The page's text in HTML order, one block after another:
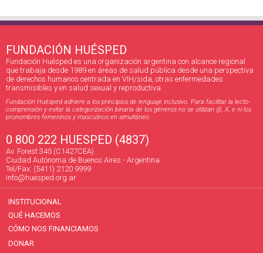
FUNDACIÓN HUÉSPED
Fundación Huésped es una organización argentina con alcance regional
que trabaja desde 1989 en áreas de salud pública desde una perspectiva
de derechos humanos centrada en VIH/sida, otras enfermedades
transmisibles y en salud sexual y reproductiva.
Fundación Huésped adhiere a los principios de lenguaje inclusivo. Para facilitar la lecto-
comprensión y evitar la categorización binaria de los géneros no se utilizan @, X, e ni los
pronombres femeninos y masculinos en simultáneo.
0 800 222 HUESPED (4837)
Av. Forest 345 (C1427CEA)
Ciudad Autónoma de Buenos Aires - Argentina
Tel/Fax: (5411) 2120 9999
info@huesped.org.ar
INSTITUCIONAL
QUÉ HACEMOS
CÓMO NOS FINANCIAMOS
DONAR